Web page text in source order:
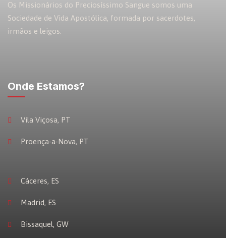
Os Missionários do Preciosíssimo Sangue somos uma
Sociedade de Vida Apostólica, formada por sacerdotes,
irmãos e leigos.
Onde Estamos?
Vila Viçosa, PT
Proença-a-Nova, PT
Cáceres, ES
Madrid, ES
Bissaquel, GW